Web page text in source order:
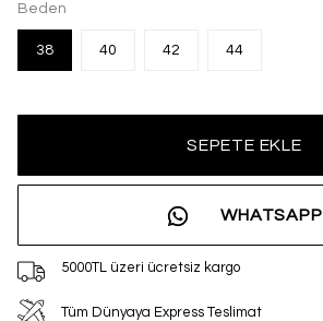
Beden
38 40 42 44
SEPETE EKLE
WHATSAPP
5000TL üzeri ücretsiz kargo
Tüm Dünyaya Express Teslimat